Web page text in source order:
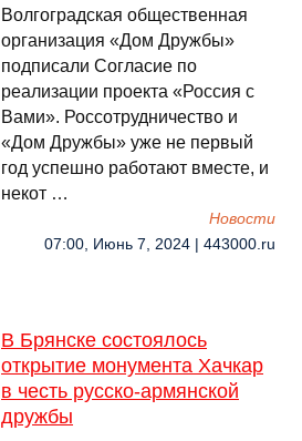
Волгоградская общественная
организация «Дом Дружбы»
подписали Согласие по
реализации проекта «Россия с
Вами». Россотрудничество и
«Дом Дружбы» уже не первый
год успешно работают вместе, и
некот …
Новости
07:00, Июнь 7, 2024 | 443000.ru
В Брянске состоялось
открытие монумента Хачкар
в честь русско-армянской
дружбы